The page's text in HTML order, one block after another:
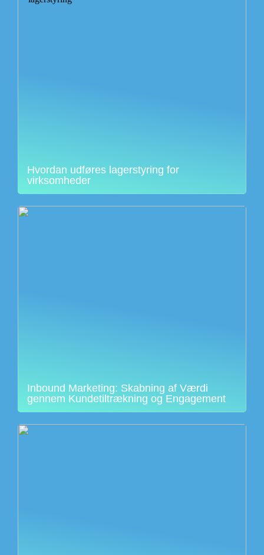
Hvordan udføres lagerstyring for
virksomheder
Inbound Marketing: Skabning af Værdi
gennem Kundetiltrækning og Engagement